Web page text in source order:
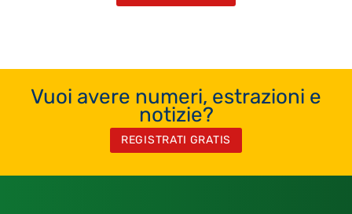
Vuoi avere numeri, estrazioni e
notizie?
REGISTRATI GRATIS